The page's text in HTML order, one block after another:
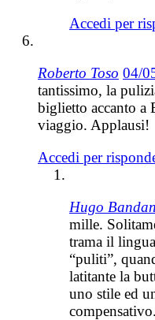
Accedi per
Roberto Toso 04/
tantissimo, la
biglietto accanto a
viaggio. Applausi!
Accedi per
Hugo
mille.
trama il
“puliti”,
latitante la
uno stile ed
compensativo.